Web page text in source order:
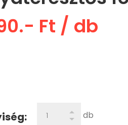
Ft / db
db